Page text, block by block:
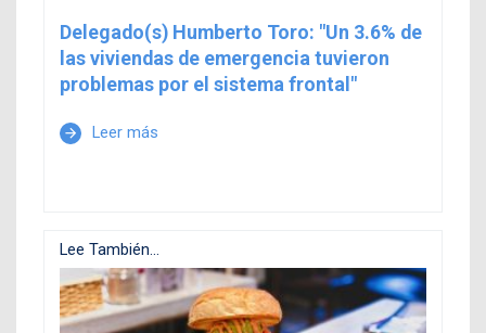
Delegado(s) Humberto Toro: "Un 3.6% de
las viviendas de emergencia tuvieron
problemas por el sistema frontal"
arrow_forward Leer más
Lee También...